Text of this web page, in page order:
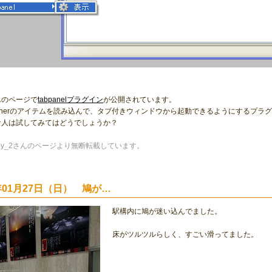
ページでtabpanelプラグインが公開されています。
のアイテムを読み込んで、タブ付きウィンドウから起動できるようにするプラグ
は試してみてはどうでしょうか？
さんのページより無断転載しています。
01月27日（日） 鳩が…
駅構内に鳩が迷い込んでました。
床がツルツルらしく、すごい滑ってました。